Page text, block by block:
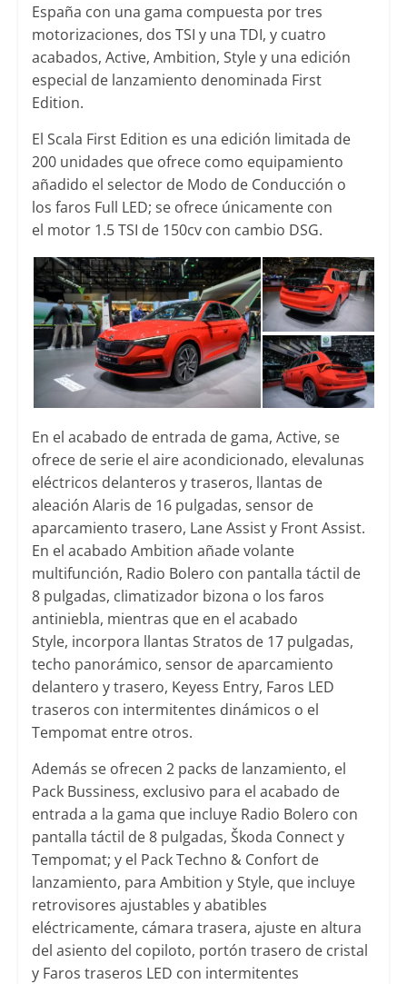
España con una gama compuesta por tres
motorizaciones, dos TSI y una TDI, y cuatro
acabados, Active, Ambition, Style y una edición
especial de lanzamiento denominada First
Edition.
El Scala First Edition es una edición limitada de
200 unidades que ofrece como equipamiento
añadido el selector de Modo de Conducción o
los faros Full LED; se ofrece únicamente con
el motor 1.5 TSI de 150cv con cambio DSG.
En el acabado de entrada de gama, Active, se
ofrece de serie el aire acondicionado, elevalunas
eléctricos delanteros y traseros, llantas de
aleación Alaris de 16 pulgadas, sensor de
aparcamiento trasero, Lane Assist y Front Assist.
En el acabado Ambition añade volante
multifunción, Radio Bolero con pantalla táctil de
8 pulgadas, climatizador bizona o los faros
antiniebla, mientras que en el acabado
Style, incorpora llantas Stratos de 17 pulgadas,
techo panorámico, sensor de aparcamiento
delantero y trasero, Keyess Entry, Faros LED
traseros con intermitentes dinámicos o el
Tempomat entre otros.
Además se ofrecen 2 packs de lanzamiento, el
Pack Bussiness, exclusivo para el acabado de
entrada a la gama que incluye Radio Bolero con
pantalla táctil de 8 pulgadas, Škoda Connect y
Tempomat; y el Pack Techno & Confort de
lanzamiento, para Ambition y Style, que incluye
retrovisores ajustables y abatibles
eléctricamente, cámara trasera, ajuste en altura
del asiento del copiloto, portón trasero de cristal
y Faros traseros LED con intermitentes